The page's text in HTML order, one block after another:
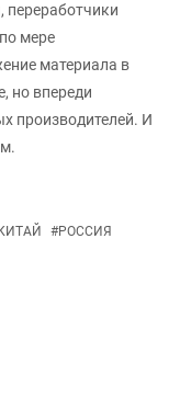
переработчики
мере
материала в
но впереди
производителей. И
#РОССИЯ